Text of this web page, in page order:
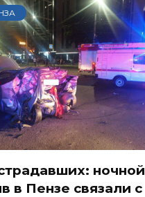
ночной
в Пензе связали с